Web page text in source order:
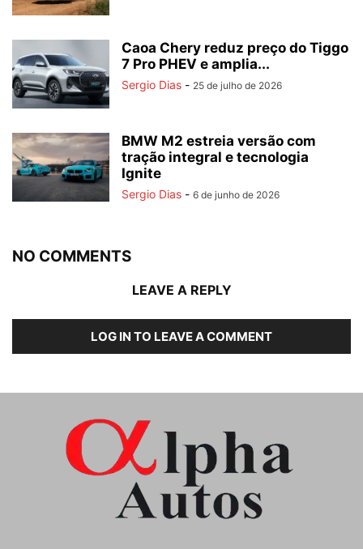
Caoa Chery reduz preço do Tiggo
7 Pro PHEV e amplia...
Sergio Dias - 25 de julho de 2026
BMW M2 estreia versão com
tração integral e tecnologia
Ignite
Sergio Dias - 6 de junho de 2026
NO COMMENTS
LEAVE A REPLY
LOG IN TO LEAVE A COMMENT